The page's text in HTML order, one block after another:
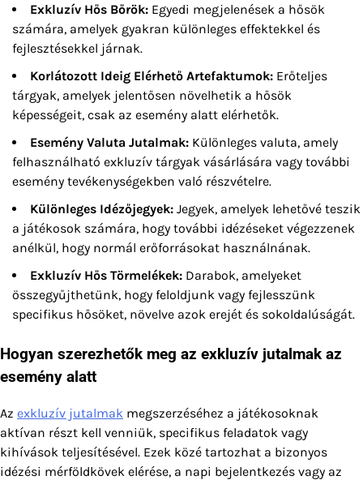
Exkluzív Hős Bőrök: Egyedi megjelenések a hősök
számára, amelyek gyakran különleges effektekkel és
fejlesztésekkel járnak.
Korlátozott Ideig Elérhető Artefaktumok: Erőteljes
tárgyak, amelyek jelentősen növelhetik a hősök
képességeit, csak az esemény alatt elérhetők.
Esemény Valuta Jutalmak: Különleges valuta, amely
felhasználható exkluzív tárgyak vásárlására vagy további
esemény tevékenységekben való részvételre.
Különleges Idézőjegyek: Jegyek, amelyek lehetővé teszik
a játékosok számára, hogy további idézéseket végezzenek
anélkül, hogy normál erőforrásokat használnának.
Exkluzív Hős Törmelékek: Darabok, amelyeket
összegyűjthetünk, hogy feloldjunk vagy fejlesszünk
specifikus hősöket, növelve azok erejét és sokoldalúságát.
Hogyan szerezhetők meg az exkluzív jutalmak az
esemény alatt
Az exkluzív jutalmak megszerzéséhez a játékosoknak
aktívan részt kell venniük, specifikus feladatok vagy
kihívások teljesítésével. Ezek közé tartozhat a bizonyos
idézési mérföldkövek elérése, a napi bejelentkezés vagy az